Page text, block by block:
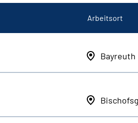
Arbeitsort
Bayreuth